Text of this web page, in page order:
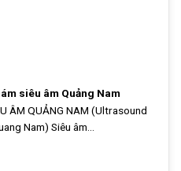
siêu âm Quảng Nam
ÂM QUẢNG NAM (Ultrasound
Nam) Siêu âm...